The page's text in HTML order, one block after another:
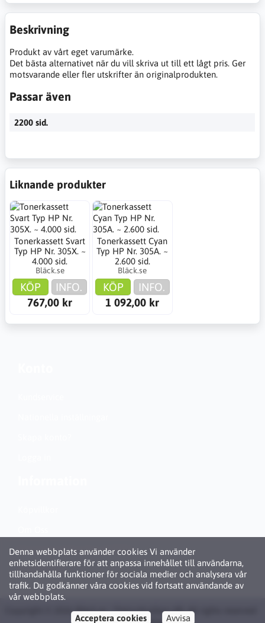
Beskrivning
Produkt av vårt eget varumärke.
Det bästa alternativet när du vill skriva ut till ett lågt pris. Ger
motsvarande eller fler utskrifter än originalprodukten.
Passar även
2200 sid.
Liknande produkter
Tonerkassett Svart
Typ HP Nr. 305X. ~
4.000 sid.
Bläck.se
KÖP
INFO.
767,00 kr
Tonerkassett Cyan
Typ HP Nr. 305A. ~
2.600 sid.
Bläck.se
KÖP
INFO.
1 092,00 kr
Denna webbplats använder cookies Vi använder
enhetsidentifierare för att anpassa innehållet till användarna,
tillhandahålla funktioner för sociala medier och analysera vår
trafik. Du godkänner våra cookies vid fortsatt användande av
vår webbplats.
Acceptera cookies Avvisa
Personuppgiftspolicy (GDPR)
Om Cookies
Copyright © 2026 Bläck.se / Patronbutiken AB. All rights reserved ·